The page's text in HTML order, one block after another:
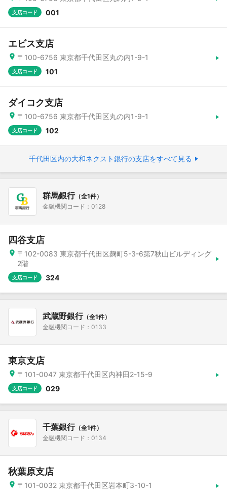
支店コード 001
エビス支店
〒100-6756 東京都千代田区丸の内1-9-1
支店コード 101
ダイコク支店
〒100-6756 東京都千代田区丸の内1-9-1
支店コード 102
千代田区内の大和ネクスト銀行の支店をすべて見る
群馬銀行（全1件）
金融機関コード：0128
四谷支店
〒102-0083 東京都千代田区麹町5-3-6第7秋山ビルディング
2階
支店コード 324
武蔵野銀行（全1件）
金融機関コード：0133
東京支店
〒101-0047 東京都千代田区内神田2-15-9
支店コード 029
千葉銀行（全1件）
金融機関コード：0134
秋葉原支店
〒101-0032 東京都千代田区岩本町3-10-1